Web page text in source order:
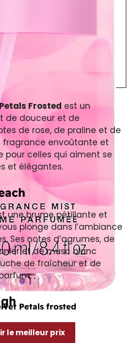
Petals frosted
le meilleur prix
Frostedest un
de douceur et de
de rose, de praline et de
fragrance envoûtante et
pour celles qui aiment se
et élégantes.
une brume pétillante et
plonge dans l’ambiance
Ses notes d’agrumes, de
et de musc blanc
de fraîcheur et de